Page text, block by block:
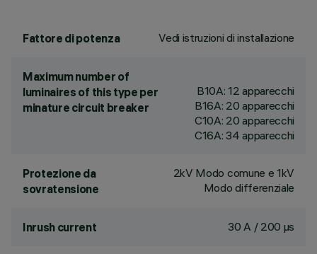
Fattore di potenza Vedi istruzioni di installazione
Maximum number of
luminaires of this type per
minature circuit breaker
B10A: 12 apparecchi
B16A: 20 apparecchi
C10A: 20 apparecchi
C16A: 34 apparecchi
Protezione da
sovratensione
2kV Modo comune e 1kV
Modo differenziale
Inrush current 30 A / 200 µs